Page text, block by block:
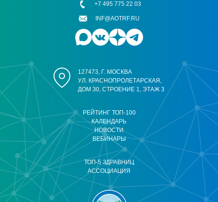
РЕЙТИНГ ТОП-100
КАЛЕНДАРЬ
НОВОСТИ
ВЕБИНАРЫ
ТОП-5 ЗДРАВНИЦ
АССОЦИАЦИЯ
127473, Г. МОСКВА
УЛ. КРАСНОПРОЛЕТАРСКАЯ,
ДОМ 30, СТРОЕНИЕ 1, ЭТАЖ 3
+7 495 775 22 03
INF@AOTRF.RU